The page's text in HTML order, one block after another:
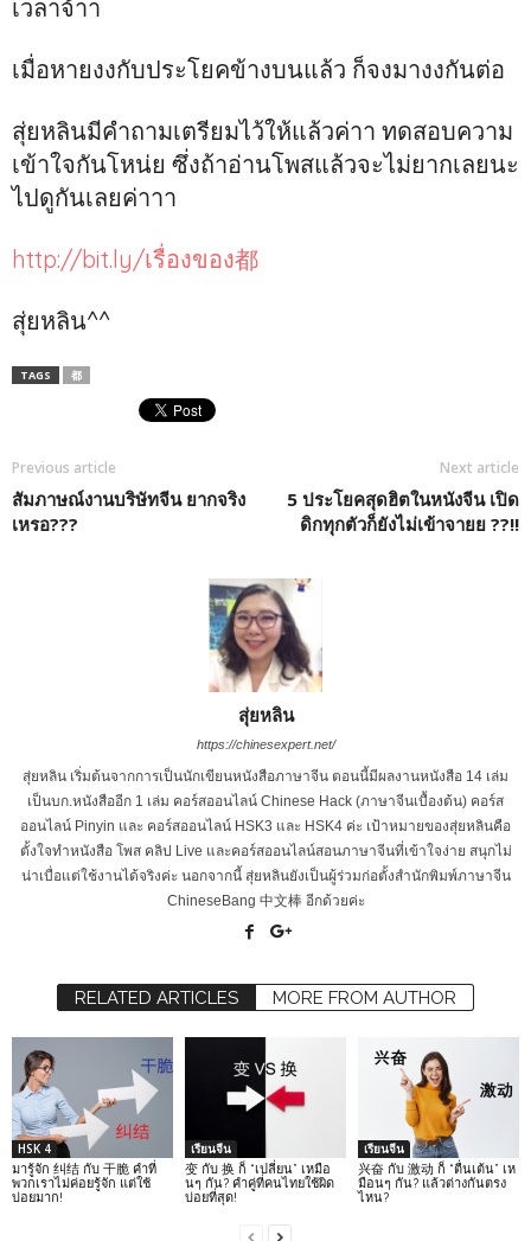
เวลาจ้าา
เมื่อหายงงกับประโยคข้างบนแล้ว ก็จงมางงกันต่อ
สุ่ยหลินมีคำถามเตรียมไว้ให้แล้วค่าา ทดสอบความ
เข้าใจกันโหน่ย ซึ่งถ้าอ่านโพสแล้วจะไม่ยากเลยนะ
ไปดูกันเลยค่าาา
http://bit.ly/เรื่องของ都
สุ่ยหลิน^^
TAGS 都
Previous article
สัมภาษณ์งานบริษัทจีน ยากจริง
เหรอ???
Next article
5 ประโยคสุดฮิตในหนังจีน เปิด
ดิกทุกตัวก็ยังไม่เข้าจายย ??!!
สุ่ยหลิน
https://chinesexpert.net/
สุ่ยหลิน เริ่มต้นจากการเป็นนักเขียนหนังสือภาษาจีน ตอนนี้มีผลงานหนังสือ 14 เล่ม
เป็นบก.หนังสืออีก 1 เล่ม คอร์สออนไลน์ Chinese Hack (ภาษาจีนเบื้องต้น) คอร์ส
ออนไลน์ Pinyin และ คอร์สออนไลน์ HSK3 และ HSK4 ค่ะ เป้าหมายของสุ่ยหลินคือ
ตั้งใจทำหนังสือ โพส คลิป Live และคอร์สออนไลน์สอนภาษาจีนที่เข้าใจง่าย สนุกไม่
น่าเบื่อแต่ใช้งานได้จริงค่ะ นอกจากนี้ สุ่ยหลินยังเป็นผู้ร่วมก่อตั้งสำนักพิมพ์ภาษาจีน
ChineseBang 中文棒 อีกด้วยค่ะ
RELATED ARTICLES MORE FROM AUTHOR
HSK 4
มารู้จัก 纠结 กับ 干脆 คำที่
พวกเราไม่ค่อยรู้จัก แต่ใช้
บ่อยมาก!
เรียนจีน
变 กับ 换 ก็ “เปลี่ยน” เหมือ
นๆ กัน? คำคู่ที่คนไทยใช้ผิด
บ่อยที่สุด!
เรียนจีน
兴奋 กับ 激动 ก็ “ตื่นเต้น” เห
มือนๆ กัน? แล้วต่างกันตรง
ไหน?